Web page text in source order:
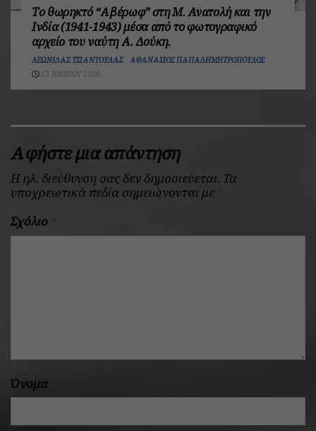
Το θωρηκτό “Αβέρωφ” στη Μ. Ανατολή και την
Ινδία (1941-1943) μέσα από το φωτογραφικό
αρχείο του ναύτη Α. Δούκη.
ΛΕΩΝΊΔΑΣ ΤΣΙΑΝΤΟΎΛΑΣ
ΑΘΑΝΆΣΙΟΣ ΠΑΠΑΔΗΜΗΤΡΌΠΟΥΛΟΣ
13 ΙΟΥΝΊΟΥ 2026
Αφήστε μια απάντηση
Η ηλ. διεύθυνση σας δεν δημοσιεύεται. Τα
υποχρεωτικά πεδία σημειώνονται με *
Σχόλιο *
Όνομα *